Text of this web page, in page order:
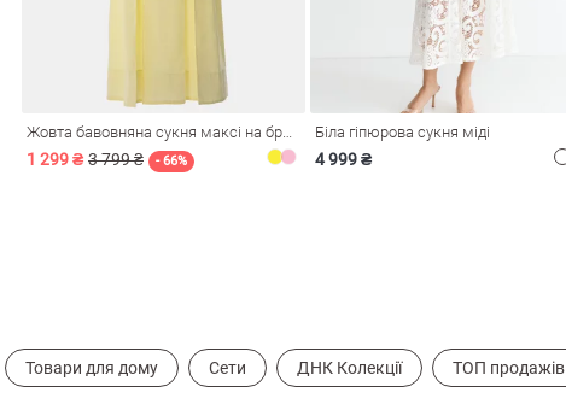
На
1 299 ₴ 3 799 ₴ - 66%
Біла гіпюрова сукня міді
4 999 ₴
Товари для дому Сети ДНК Колекції ТОП продажів